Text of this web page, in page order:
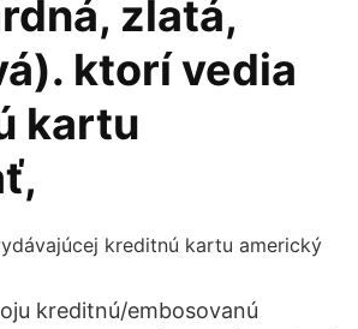
zlatá,
ktorí vedia
kartu
kreditnú/embosovanú